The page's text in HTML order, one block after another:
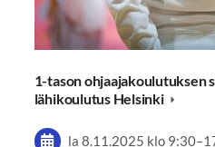
1-tason ohjaajakoulutuksen
lähikoulutus Helsinki
la 8.11.2025 klo 9:30–